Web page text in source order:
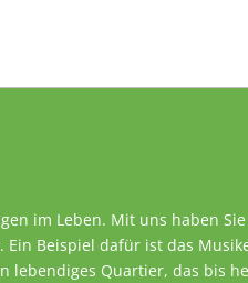
im Leben. Mit uns haben
Beispiel dafür ist das
lebendiges Quartier, das bis